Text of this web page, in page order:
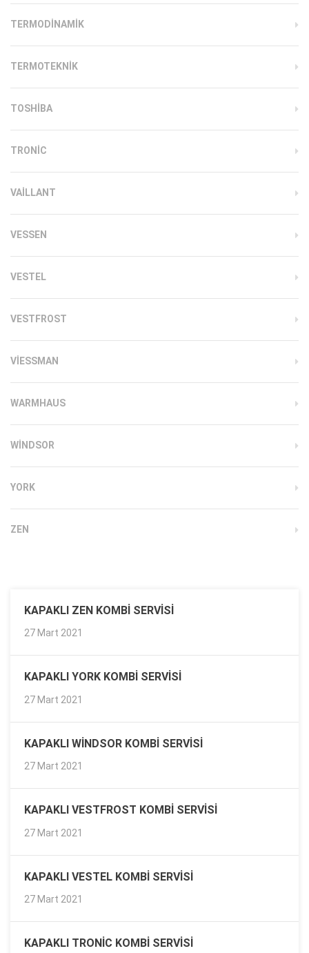
TERMODINAMIK
TERMOTEKNIK
TOSHIBA
TRONIC
VAILLANT
VESSEN
VESTEL
VESTFROST
VIESSMAN
WARMHAUS
WINDSOR
YORK
ZEN
KAPAKLI ZEN KOMBI SERVISI
27 Mart 2021
KAPAKLI YORK KOMBI SERVISI
27 Mart 2021
KAPAKLI WINDSOR KOMBI SERVISI
27 Mart 2021
KAPAKLI VESTFROST KOMBI SERVISI
27 Mart 2021
KAPAKLI VESTEL KOMBI SERVISI
27 Mart 2021
KAPAKLI TRONIC KOMBI SERVISI